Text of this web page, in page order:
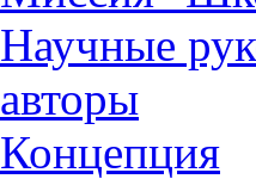
Научные
авторы
Концепция